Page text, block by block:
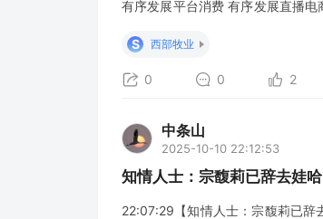
有序发展平台消费 有序发展直播
S
西部牧业
0 0 2
中条山
2025-10-10 22:12:53
知情人士：宗馥莉已辞去娃
22:07:29【知情人士：宗馥莉已辞